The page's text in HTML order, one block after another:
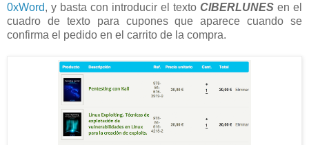
0xWord, y basta con introducir el texto CIBERLUNES en el
cuadro de texto para cupones que aparece cuando se
confirma el pedido en el carrito de la compra.